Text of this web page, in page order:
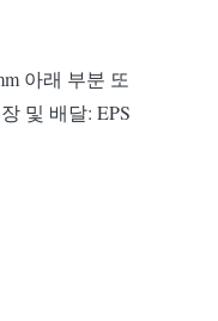
아래 부분 또
및 배달: EPS